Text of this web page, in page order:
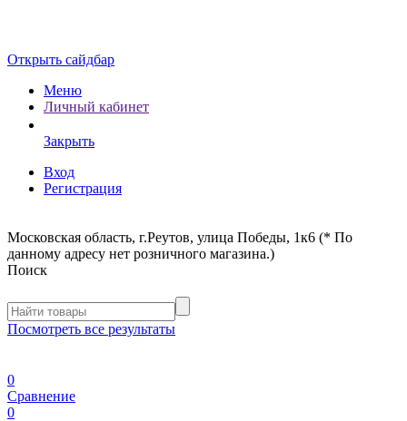
Открыть сайдбар
Меню
Личный кабинет
Закрыть
Вход
Регистрация
Московская область, г.Реутов, улица Победы, 1к6 (* По
данному адресу нет розничного магазина.)
Поиск
Посмотреть все результаты
0
Сравнение
0